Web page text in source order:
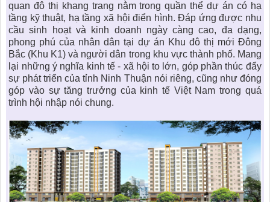
quan đô thị khang trang nằm trong quần thể dự án có hạ
tầng kỹ thuật, hạ tầng xã hội điển hình. Đáp ứng được nhu
cầu sinh hoạt và kinh doanh ngày càng cao, đa dạng,
phong phú của nhân dân tại dự án Khu đô thị mới Đông
Bắc (Khu K1) và người dân trong khu vực thành phố. Mang
lại những ý nghĩa kinh tế - xã hội to lớn, góp phần thúc đẩy
sự phát triển của tỉnh Ninh Thuận nói riêng, cũng như đóng
góp vào sự tăng trưởng của kinh tế Việt Nam trong quá
trình hội nhập nói chung.